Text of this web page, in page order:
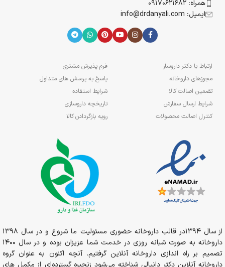
همراه: 09170621682
ایمیل: info@drdanyali.com
ارتباط با دکتر داروساز
مجوزهای داروخانه
تضمین اصالت کالا
شرایط ارسال سفارش
کنترل اصالت محصولات
فرم پذیرش مشتری
پاسخ به پرسش های متداول
شرایط استفاده
تاریخچه داروسازی
رویه بازگردادن کالا
از سال 1394در قالب داروخانه حضوری مسئولیت ما شروع و در سال 1398
داروخانه به صورت شبانه روزی در خدمت شما عزیزان بوده و در سال 1400
تصمیم بر راه اندازی داروخانه آنلاین گرفتیم. آنچه اکنون به عنوان گروه